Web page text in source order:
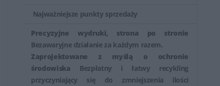
Najważniejsze punkty sprzedaży
Precyzyjne wydruki, strona po stronie
Bezawaryjne działanie za każdym razem.
Zaprojektowane z myślą o ochronie
środowiska Bezpłatny i łatwy recykling
przyczyniający się do zmniejszenia ilości